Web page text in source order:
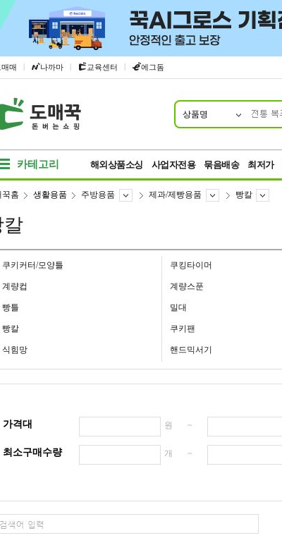
매매 | 나까마 | 교육센터 | 에그돔
상품명
카테고리 해외상품소싱 사업자전용 묶음배송 최저가
꾹홈 생활용품 주방용품 제과/제빵용품 빵칼
칼
쿠키커터/모양틀 쿠킹타이머
계량컵 계량스푼
빵틀 밀대
빵칼 쿠키팬
식힘망 핸드믹서기
가격대 원 ~
최소구매수량 개 ~